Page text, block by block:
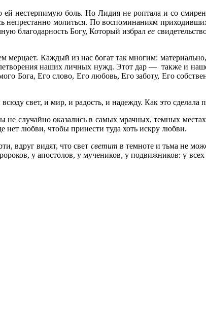
нестерпимую боль. Но Лидия не роптала и со
непрестанно молиться. По воспоминаниям
благодарность Богу, Который избралее
Каждый из нас богат так многим:
наших личных нужд. Этот дар — также и
Бога, Его слово, Его любовь, Его заботу, Его
свет, и мир, и радость, и надежду. Как это сделала
не случайно оказались в самых мрачных, темных
нет любви, чтобы принести туда хоть искру любви.
вдруг видят, что свет светит в темноте и тьма не
у апостолов, у мучеников, у подвижников: у всех